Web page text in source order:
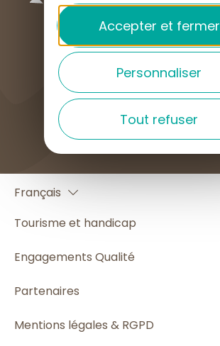
COMMENT VENIR ?
Français
Español
Tourisme et handicap
Engagements Qualité
Partenaires
Mentions légales & RGPD
Accepter et fermer
Personnaliser
Tout refuser